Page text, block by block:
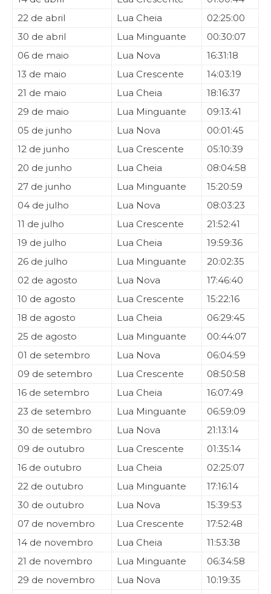
22 de abril
Lua Cheia
02:25:00
30 de abril
Lua Minguante
00:30:07
06 de maio
Lua Nova
16:31:18
13 de maio
Lua Crescente
14:03:19
21 de maio
Lua Cheia
18:16:37
29 de maio
Lua Minguante
09:13:41
05 de junho
Lua Nova
00:01:45
12 de junho
Lua Crescente
05:10:39
20 de junho
Lua Cheia
08:04:58
27 de junho
Lua Minguante
15:20:59
04 de julho
Lua Nova
08:03:23
11 de julho
Lua Crescente
21:52:41
19 de julho
Lua Cheia
19:59:36
26 de julho
Lua Minguante
20:02:35
02 de agosto
Lua Nova
17:46:40
10 de agosto
Lua Crescente
15:22:16
18 de agosto
Lua Cheia
06:29:45
25 de agosto
Lua Minguante
00:44:07
01 de setembro
Lua Nova
06:04:59
09 de setembro
Lua Crescente
08:50:58
16 de setembro
Lua Cheia
16:07:49
23 de setembro
Lua Minguante
06:59:09
30 de setembro
Lua Nova
21:13:14
09 de outubro
Lua Crescente
01:35:14
16 de outubro
Lua Cheia
02:25:07
22 de outubro
Lua Minguante
17:16:14
30 de outubro
Lua Nova
15:39:53
07 de novembro
Lua Crescente
17:52:48
14 de novembro
Lua Cheia
11:53:38
21 de novembro
Lua Minguante
06:34:58
29 de novembro
Lua Nova
10:19:35